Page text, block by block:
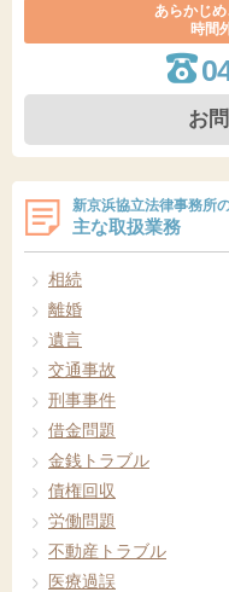
あらかじ
時間
お
新京浜協立法律事務所
主な取扱業務
相続
離婚
遺言
交通事故
刑事事件
借金問題
金銭トラブル
債権回収
労働問題
不動産トラブル
医療過誤